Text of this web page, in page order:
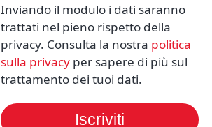
Inviando il modulo i dati saranno
trattati nel pieno rispetto della
privacy. Consulta la nostra politica
sulla privacyper sapere di più sul
trattamento dei tuoi dati.